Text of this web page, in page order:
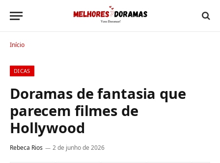
Início
DICAS
Doramas de fantasia que
parecem filmes de
Hollywood
Rebeca Rios 2 de junho de 2026